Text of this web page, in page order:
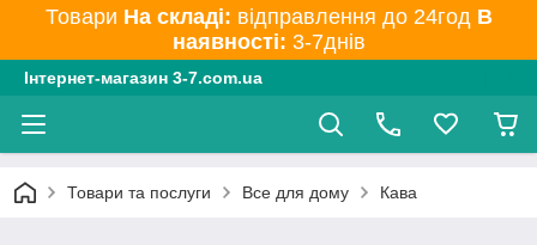
Товари На складі: відправлення до 24год В
наявності: 3-7днів
Інтернет-магазин 3-7.com.ua
Товари та послуги Все для дому Кава